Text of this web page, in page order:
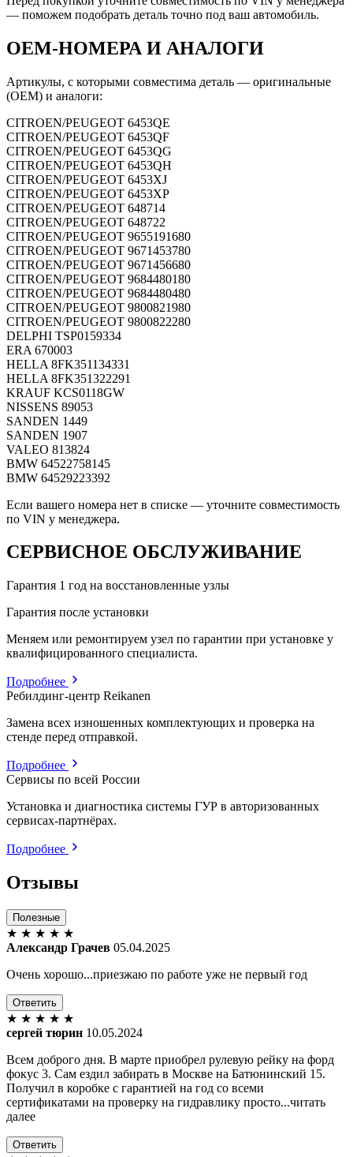
— поможем подобрать деталь точно под ваш автомобиль.
OEM-НОМЕРА И АНАЛОГИ
Артикулы, с которыми совместима деталь — оригинальные
(OEM) и аналоги:
CITROEN/PEUGEOT 6453QE
CITROEN/PEUGEOT 6453QF
CITROEN/PEUGEOT 6453QG
CITROEN/PEUGEOT 6453QH
CITROEN/PEUGEOT 6453XJ
CITROEN/PEUGEOT 6453XP
CITROEN/PEUGEOT 648714
CITROEN/PEUGEOT 648722
CITROEN/PEUGEOT 9655191680
CITROEN/PEUGEOT 9671453780
CITROEN/PEUGEOT 9671456680
CITROEN/PEUGEOT 9684480180
CITROEN/PEUGEOT 9684480480
CITROEN/PEUGEOT 9800821980
CITROEN/PEUGEOT 9800822280
DELPHI TSP0159334
ERA 670003
HELLA 8FK351134331
HELLA 8FK351322291
KRAUF KCS0118GW
NISSENS 89053
SANDEN 1449
SANDEN 1907
VALEO 813824
BMW 64522758145
BMW 64529223392
Если вашего номера нет в списке — уточните совместимость
по VIN у менеджера.
СЕРВИСНОЕ ОБСЛУЖИВАНИЕ
Гарантия 1 год на восстановленные узлы
Гарантия после установки
Меняем или ремонтируем узел по гарантии при установке у
квалифицированного специалиста.
Подробнее
Ребилдинг-центр Reikanen
Замена всех изношенных комплектующих и проверка на
стенде перед отправкой.
Подробнее
Сервисы по всей России
Установка и диагностика системы ГУР в авторизованных
сервисах-партнёрах.
Подробнее
Отзывы
Полезные
★ ★ ★ ★ ★
Александр Грачев 05.04.2025
Очень хорошо...приезжаю по работе уже не первый год
Ответить
★ ★ ★ ★ ★
сергей тюрин 10.05.2024
Всем доброго дня. В марте приобрел рулевую рейку на форд
фокус 3. Сам ездил забирать в Москве на Батюнинский 15.
Получил в коробке с гарантией на год со всеми
сертификатами на проверку на гидравлику просто...читать
далее
Ответить